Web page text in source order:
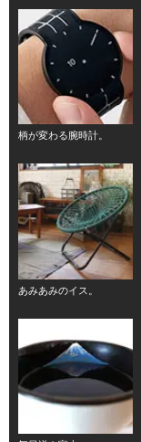
柄が変わる腕時計。
あみあみのイス。